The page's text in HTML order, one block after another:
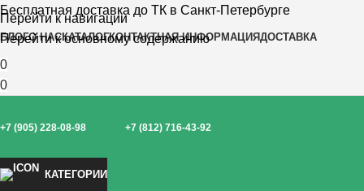
Перейти к навигации
Перейти к основному содержанию
Бесплатная доставка до ТК в Санкт-Петербурге
БЛОГО НАСКАТАЛОГКОНТАКТНАЯ ИНФОРМАЦИЯДОСТАВКА
0
0
+7 (905) 228-08-98 +7 (812) 716-43-92
КАТЕГОРИИ